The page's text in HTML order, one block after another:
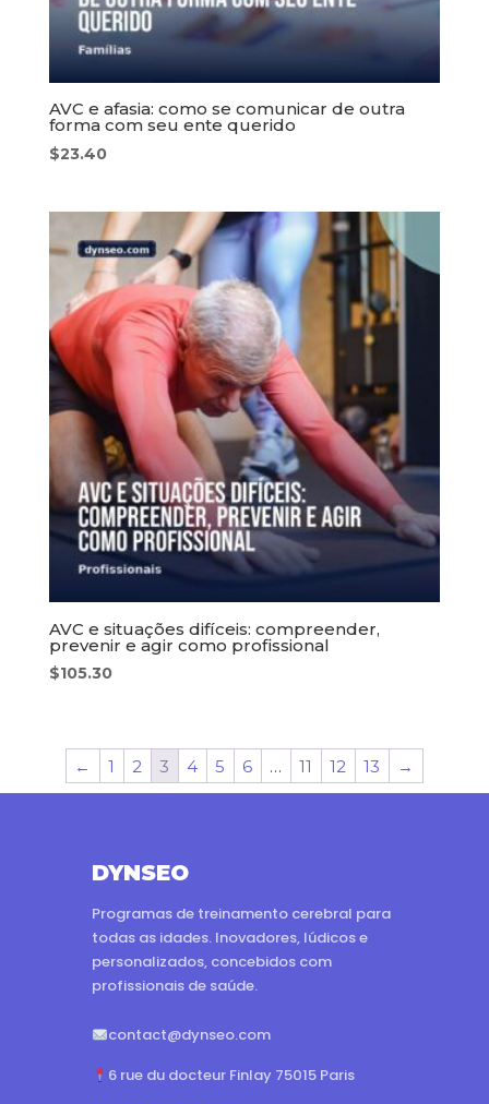
AVC e afasia: como se comunicar de outra
forma com seu ente querido
$23.40
AVC e situações difíceis: compreender,
prevenir e agir como profissional
$105.30
← 1 2 3 4 5 6 … 11 12 13 →
DYNSEO
Programas de treinamento cerebral para
todas as idades. Inovadores, lúdicos e
personalizados, concebidos com
profissionais de saúde.
contact@dynseo.com
6 rue du docteur Finlay 75015 Paris